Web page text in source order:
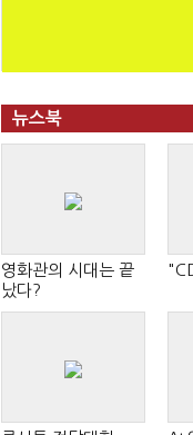
뉴스북
영화관의 시대는 끝
났다?